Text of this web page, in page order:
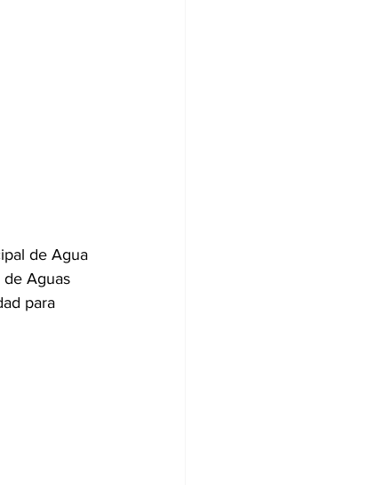
de Agua
de Aguas
para